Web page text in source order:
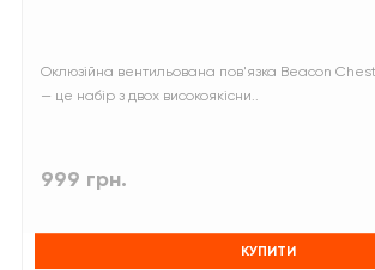
Оклюзійна вентильована пов'язка Beacon
— це набір з двох високоякісни..
999 грн.
КУПИТИ